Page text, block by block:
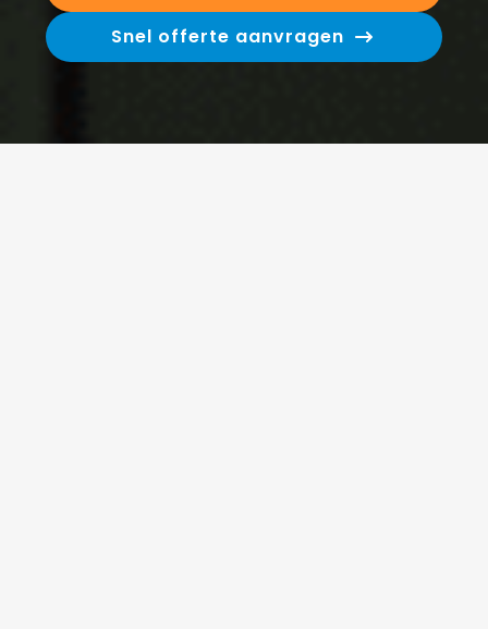
Snel offerte aanvragen